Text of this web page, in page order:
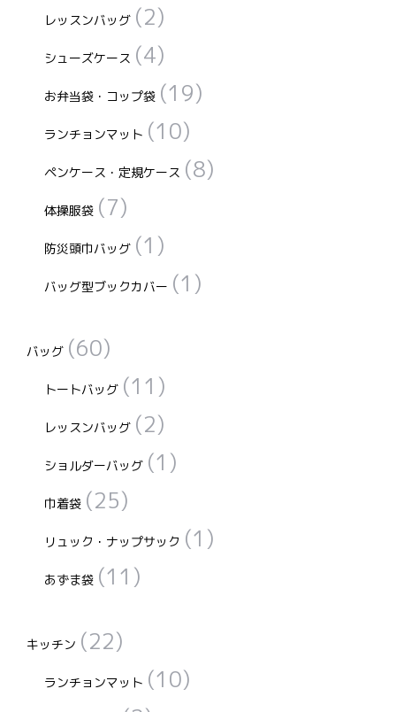
レッスンバッグ (2)
シューズケース (4)
お弁当袋・コップ袋 (19)
ランチョンマット (10)
ペンケース・定規ケース (8)
体操服袋 (7)
防災頭巾バッグ (1)
バッグ型ブックカバー (1)
バッグ (60)
トートバッグ (11)
レッスンバッグ (2)
ショルダーバッグ (1)
巾着袋 (25)
リュック・ナップサック (1)
あずま袋 (11)
キッチン (22)
ランチョンマット (10)